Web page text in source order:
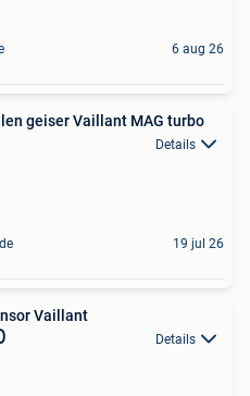
6 aug 26
geiser Vaillant MAG turbo
Details
19 jul 26
Vaillant
Details